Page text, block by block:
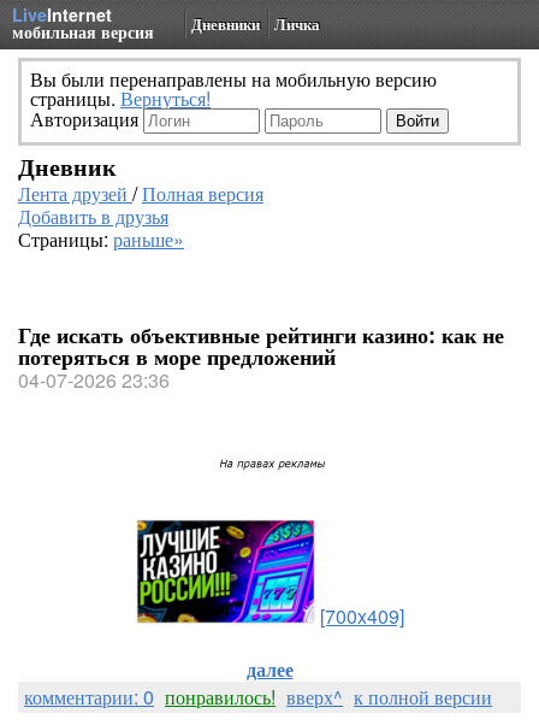
LiveInternet
мобильная версия Дневники Личка
Вы были перенаправлены на мобильную версию
страницы. Вернуться!
Авторизация
Дневник
Лента друзей /Полная версия
Добавить в друзья
Страницы: раньше»
Где искать объективные рейтинги казино: как не
потеряться в море предложений
04-07-2026 23:36
[700x409]
далее
комментарии: 0 понравилось! вверх^ к полной версии